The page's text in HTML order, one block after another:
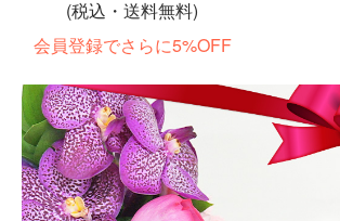
(税込・送料無料)
会員登録でさらに5%OFF